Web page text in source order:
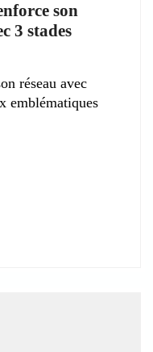
son
3 stades
réseau avec
emblématiques